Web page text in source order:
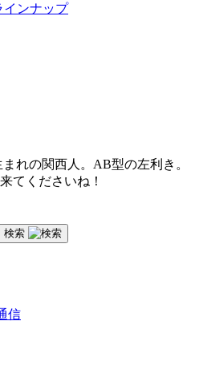
インナップ
れの関西人。AB型の左利き。
てくださいね！
検索
信